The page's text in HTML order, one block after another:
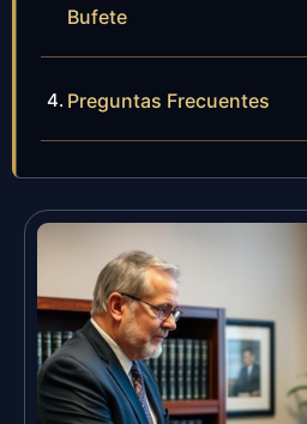
Bufete
Preguntas Frecuentes